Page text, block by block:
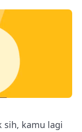
sih, kamu lagi